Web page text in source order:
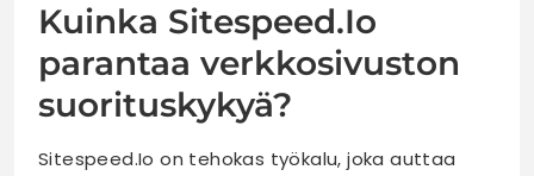
Kuinka Sitespeed.Io
parantaa verkkosivuston
suorituskykyä?
Sitespeed.Io on tehokas työkalu, joka auttaa